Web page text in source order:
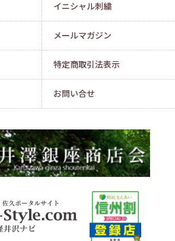
イニシャル刺繍
メールマガジン
特定商取引法表示
お問い合せ